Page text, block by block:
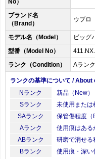
No）
ブランド名
（Brand）
ウブロ
モデル名（Model）
ビッ
型番（Model No）
ランク（Condition）
Aランク
ランクの基準について /
Nランク
新品（New）
Sランク
未使用または
SAランク
保管傷程度（
Aランク
使用痕はある
ABランク
研磨で消せる
Bランク
使用痕・深い